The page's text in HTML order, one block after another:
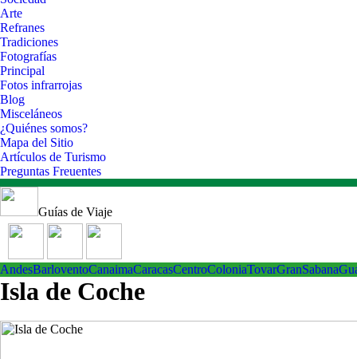
Arte
Refranes
Tradiciones
Fotografías
Principal
Fotos infrarrojas
Blog
Misceláneos
¿Quiénes somos?
Mapa del Sitio
Artículos de Turismo
Preguntas Freuentes
Guías de Viaje
AndesBarloventoCanaimaCaracasCentroColoniaTovarGranSabana
Isla de Coche